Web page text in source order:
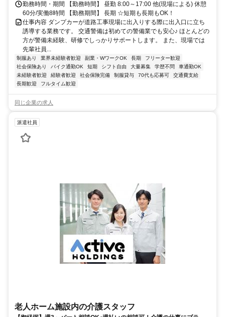
勤務時間・期間 【勤務時間】 昼勤 8:00～17:00 他(現場による) 休憩
60分/実働8時間 【勤務期間】 長期 ☆短期も長期もOK！
仕事内容 ダンプカーが道路工事現場に出入りする際に出入口に立ち
誘導する業務です。 交通警備は初めての警備業でも安心♪ ほとんどの
方が警備未経験、研修でしっかりサポートします。 また、現場では
先輩社員...
制服あり 業界未経験者歓迎 副業・WワークOK 長期
フリーター歓迎
社会保険あり
バイク通勤OK 短期 シフト自由 大量募集 学歴不問
車通勤OK
未経験者歓迎
経験者歓迎 社会保険完備 制服貸与 70代も応募可
交通費支給
長期歓迎
フルタイム歓迎
同じ企業の求人
派遣社員
老人ホーム施設内の介護スタッフ